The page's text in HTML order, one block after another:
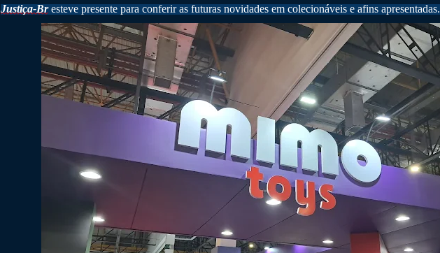
Justiça-Bresteve presente para conferir as futuras novidades em colecionáveis e afins apresentadas.